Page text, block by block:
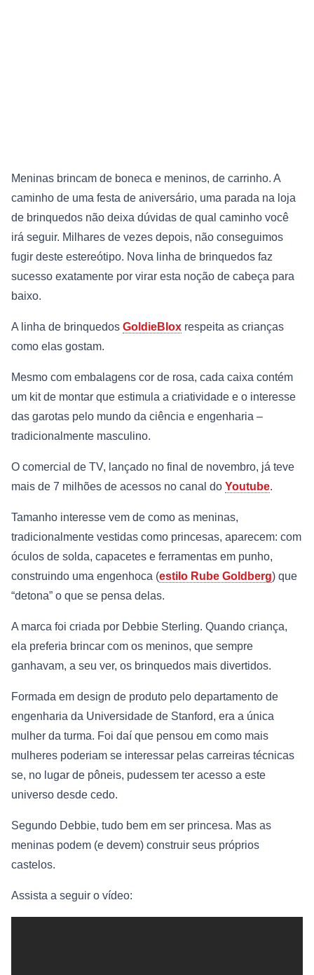
Meninas brincam de boneca e meninos, de carrinho. A
caminho de uma festa de aniversário, uma parada na loja
de brinquedos não deixa dúvidas de qual caminho você
irá seguir. Milhares de vezes depois, não conseguimos
fugir deste estereótipo. Nova linha de brinquedos faz
sucesso exatamente por virar esta noção de cabeça para
baixo.
A linha de brinquedos GoldieBlox respeita as crianças
como elas gostam.
Mesmo com embalagens cor de rosa, cada caixa contém
um kit de montar que estimula a criatividade e o interesse
das garotas pelo mundo da ciência e engenharia –
tradicionalmente masculino.
O comercial de TV, lançado no final de novembro, já teve
mais de 7 milhões de acessos no canal do Youtube.
Tamanho interesse vem de como as meninas,
tradicionalmente vestidas como princesas, aparecem: com
óculos de solda, capacetes e ferramentas em punho,
construindo uma engenhoca (estilo Rube Goldberg) que
“detona” o que se pensa delas.
A marca foi criada por Debbie Sterling. Quando criança,
ela preferia brincar com os meninos, que sempre
ganhavam, a seu ver, os brinquedos mais divertidos.
Formada em design de produto pelo departamento de
engenharia da Universidade de Stanford, era a única
mulher da turma. Foi daí que pensou em como mais
mulheres poderiam se interessar pelas carreiras técnicas
se, no lugar de pôneis, pudessem ter acesso a este
universo desde cedo.
Segundo Debbie, tudo bem em ser princesa. Mas as
meninas podem (e devem) construir seus próprios
castelos.
Assista a seguir o vídeo: